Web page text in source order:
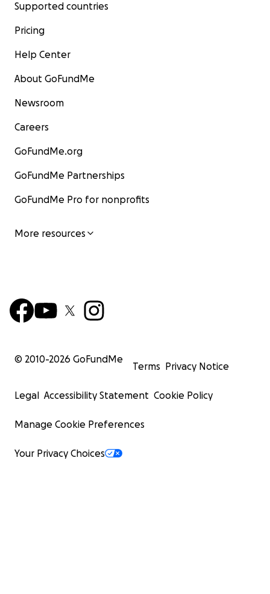
Supported countries
Pricing
Help Center
About GoFundMe
Newsroom
Careers
GoFundMe.org
GoFundMe Partnerships
GoFundMe Pro for nonprofits
More resources
© 2010-2026 GoFundMe
Terms Privacy Notice
Legal Accessibility Statement Cookie Policy
Manage Cookie Preferences
Your Privacy Choices